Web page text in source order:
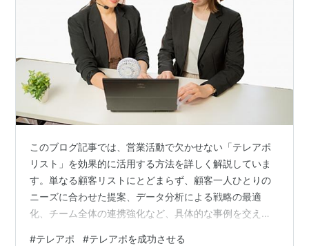
このブログ記事では、営業活動で欠かせない「テレアポ
リスト」を効果的に活用する方法を詳しく解説していま
す。単なる顧客リストにとどまらず、顧客一人ひとりの
ニーズに合わせた提案、データ分析による戦略の最適
化、チーム全体の連携強化など、具体的な事例を交えて
#テレアポ #テレアポを成功させる